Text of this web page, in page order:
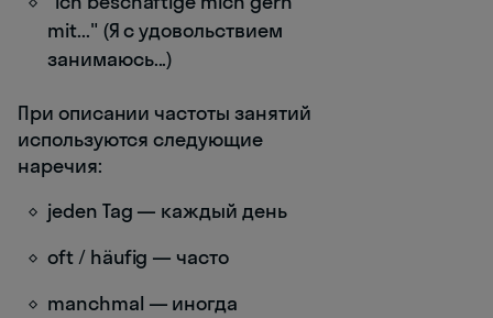
mit..." (Я с удовольствием
занимаюсь...)
При описании частоты занятий
используются следующие
наречия:
jeden Tag — каждый день
oft / häufig — часто
manchmal — иногда